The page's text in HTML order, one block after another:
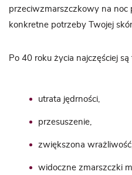
przeciwzmarszczkowy na noc
konkretne potrzeby Twojej
Po 40 roku życia najczęściej są
utrata jędrności,
przesuszenie,
zwiększona wrażliwość,
widoczne zmarszczki